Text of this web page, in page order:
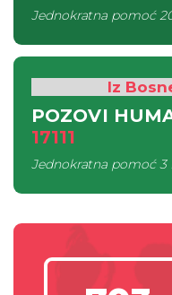
Jednokratna pomoć
Iz
POZOVI
17111
Jednokratna pomoć3